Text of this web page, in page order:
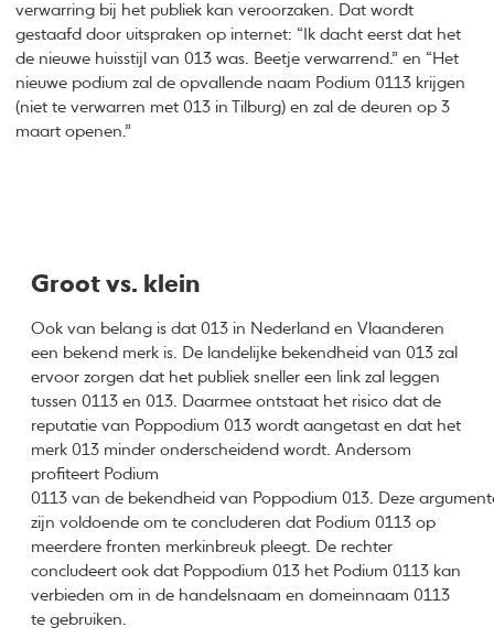
verwarring bij het publiek kan veroorzaken. Dat wordt
gestaafd door uitspraken op internet: “Ik dacht eerst dat het
de nieuwe huisstijl van 013 was. Beetje verwarrend.” en “Het
nieuwe podium zal de opvallende naam Podium 0113 krijgen
(niet te verwarren met 013 in Tilburg) en zal de deuren op 3
maart openen.”
Groot vs. klein
Ook van belang is dat 013 in Nederland en Vlaanderen
een bekend merk is. De landelijke bekendheid van 013 zal
ervoor zorgen dat het publiek sneller een link zal leggen
tussen 0113 en 013. Daarmee ontstaat het risico dat de
reputatie van Poppodium 013 wordt aangetast en dat het
merk 013 minder onderscheidend wordt. Andersom
profiteert Podium
0113 van de bekendheid van Poppodium 013. Deze
zijn voldoende om te concluderen dat Podium 0113 op
meerdere fronten merkinbreuk pleegt. De rechter
concludeert ook dat Poppodium 013 het Podium 0113 kan
verbieden om in de handelsnaam en domeinnaam 0113
te gebruiken.